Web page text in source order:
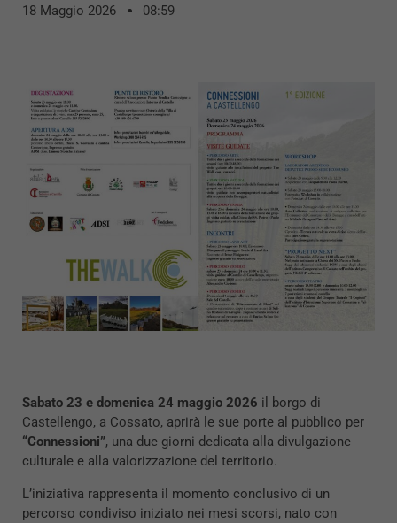
18 Maggio 2026 08:59
Sabato 23 e domenica 24 maggio 2026 il borgo di
Castellengo, a Cossato, aprirà le sue porte al pubblico per
“Connessioni”, una due giorni dedicata alla divulgazione
culturale e alla valorizzazione del territorio.
L’iniziativa rappresenta il momento conclusivo di un
percorso condiviso iniziato nei mesi scorsi, nato con